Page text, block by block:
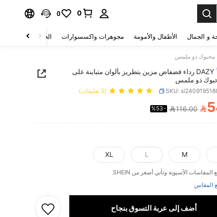
0
0
و الجمال الأطفال والأمومة مجوهرات واكسسوارات الحقائب والأمتعة
DAZY رداء فضفاض مزين بتطريز بألوان متباينة على
ذو ملمس
SKU: (3 تعليقات)
PRICE AND 
116.00
%53-
M
L
XL
المقاس
أضف إلى عربة التسوق بنجاح